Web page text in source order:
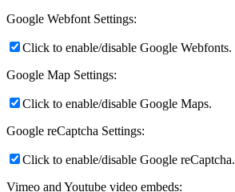
Google Webfont Settings:
Click to enable/disable Google Webfonts.
Google Map Settings:
Click to enable/disable Google Maps.
Google reCaptcha Settings:
Click to enable/disable Google reCaptcha.
Vimeo and Youtube video embeds: